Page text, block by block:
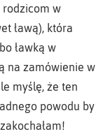
rodzicom w
ławą), która
ławką w
na zamówienie w
myślę, że ten
powodu by